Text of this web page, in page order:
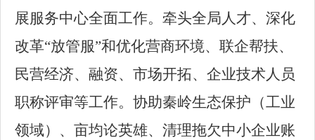
展服务中心全面工作。牵头全局人才、深化
改革“放管服”和优化营商环境、联企帮扶、
民营经济、融资、市场开拓、企业技术人员
职称评审等工作。协助秦岭生态保护（工业
领域）、亩均论英雄、清理拖欠中小企业账